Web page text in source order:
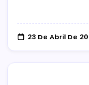
23 De Abril De